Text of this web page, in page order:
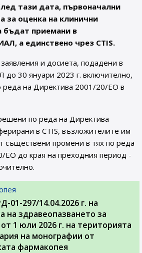
тази дата, първоначални
за оценка на клинични
бъдат приемани в
а единствено чрез CTIS.
и досиета, подадени в
до 30 януари 2023 г. включително,
на Директива 2001/20/ЕО в
по реда на Директива
в CTIS, възложителите им
съществени промени в тях по реда
ЕО до края на преходния период -
01-297/14.04.2026 г. на
на здравеопазването за
1 юли 2026 г. на територията
на монографии от
фармакопея